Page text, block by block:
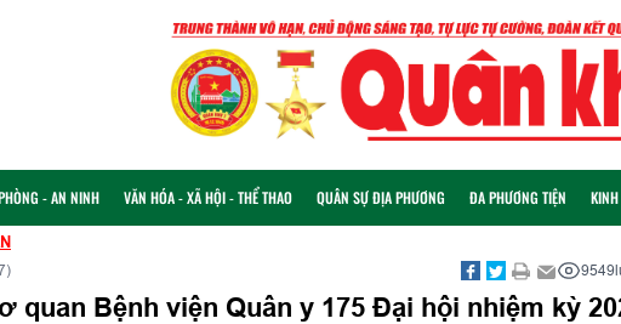
- AN NINH VĂN HÓA - XÃ HỘI - THỂ THAO QUÂN SỰ ĐỊA PHƯƠNG ĐA PHƯƠNG TIỆN
9549
quan Bệnh viện Quân y 175 Đại hội nhiệm kỳ